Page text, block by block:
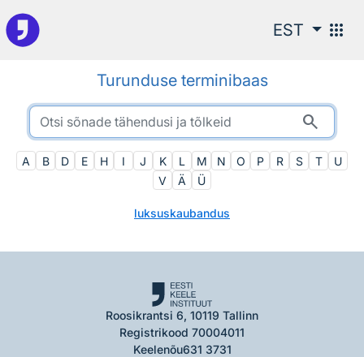
Otsingu juurde
EST apps
Turunduse terminibaas
search
A B D E H I J K L M N O P R S T
U
V
Ä Ü
luksuskaubandus
Roosikrantsi 6, 10119 Tallinn
Registrikood 70004011
Keelenõu631 3731